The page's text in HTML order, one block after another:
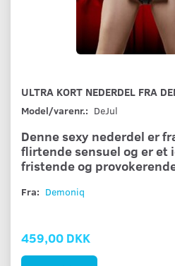
ULTRA KORT NEDERDEL FRA
Model/varenr.: DeJul
Denne sexy nederdel er
flirtende sensuel og er et
fristende og
Fra: Demoniq
459,00 DKK